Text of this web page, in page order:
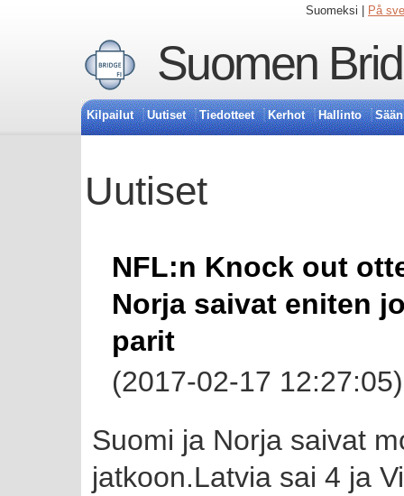
Suomeksi | På
Suomen
Kilpailut Uutiset Tiedotteet Kerhot Hallinto
Uutiset
NFL:n Knock out
Norja saivat eniten
parit
(2017-02-17 12:27:05)
Suomi ja Norja saivat
jatkoon.Latvia sai 4 ja